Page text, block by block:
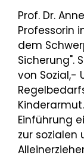
Prof. Dr.
Professorin
dem
Sicherung".
von Sozial,-
Einführung
zur sozialen